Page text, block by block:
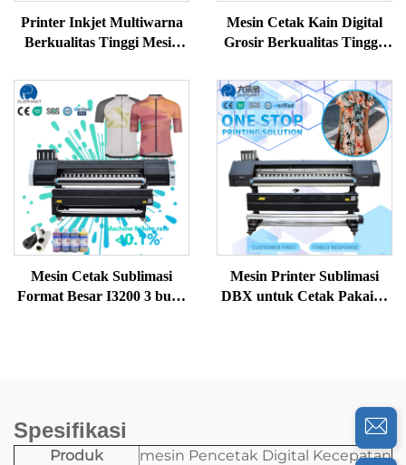
Printer Inkjet Multiwarna
Berkualitas Tinggi Mesin
Sublimasi untuk Transfer
Panas
Mesin Cetak Kain Digital
Grosir Berkualitas Tinggi,
Mesin Cetak Sublimasi
Format Besar I3200 3 buah
Mesin Printer Sublimasi
DBX untuk Cetak Pakaian
Spesifikasi
Produk
mesin Pencetak Digital Kecepatan